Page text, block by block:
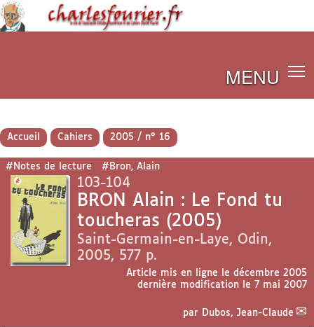
MENU
Accueil Cahiers 2005 / n° 16
#Notes de lecture #Bron, Alain
103-104
BRON Alain : Le Fond tu
toucheras (2005)
Saint-Germain-en-Laye, Odin,
2005, 577 p.
Article mis en ligne le décembre 2005
dernière modification le 7 mai 2007
par Dubos, Jean-Claude